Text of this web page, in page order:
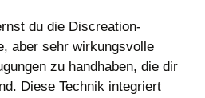
du die Discreation-
aber sehr wirkungsvolle
zu handhaben, die dir
Diese Technik integriert